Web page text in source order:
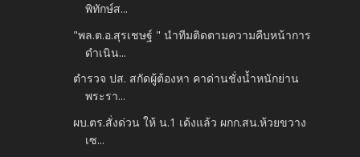
พิทักษ์ส...
"พล.ต.อ.สุรเชษฐ์ " นำทีมติดตามความคืบหน้าการ
ดำเนิน...
ตำรวจ ปส. สกัดผู้ต้องหา คาด่านชั่งน้ำหนักย่าน
พระรา...
ผบ.ตร.สั่งด่วน ให้ น.1 เด้งแล้ว ผกก.สน.ห้วยขวาง
เซ...